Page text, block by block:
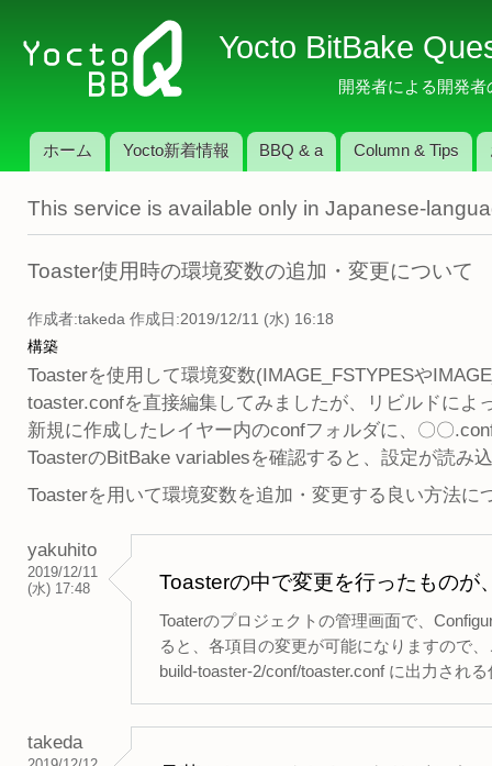
イ
コ
テ
ツ
に
移
Yocto BitBake
開発者による開発
メインメニュー
ホーム Yocto新着情報 BBQ & a Column & Tips
This service is available only in Japanese-
Toaster使用時の環境変数の追加・変更について
作成者:takeda 作成日:2019/12/11 (水) 16:18
構築
Toasterを使用して環境変数(IMAGE_FSTYPESや
toaster.confを直接編集してみましたが、リビルドによ
新規に作成したレイヤー内のconfフォルダに、〇〇
ToasterのBitBake variablesを確認すると、設定が読み
Toasterを用いて環境変数を追加・変更する良い方法
yakuhito
2019/12/11
(水) 17:48
Toasterの中で変更を行ったもの
Toaterのプロジェクトの管理画面で、
ると、各項目の変更が可能になりますので
build-toaster-2/conf/toaster.conf に出力され
takeda